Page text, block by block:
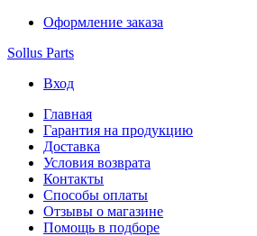
Оформление заказа
Sollus Parts
Вход
Главная
Гарантия на продукцию
Доставка
Условия возврата
Контакты
Способы оплаты
Отзывы о магазине
Помощь в подборе